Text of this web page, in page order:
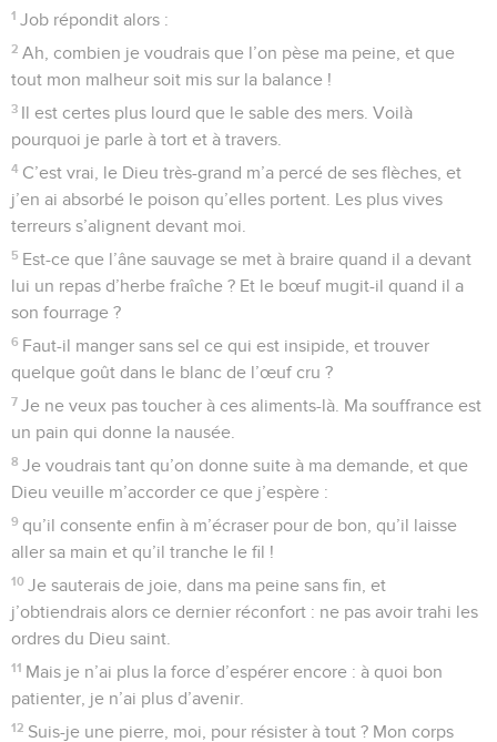
1 Job répondit alors :
2 Ah, combien je voudrais que l’on pèse ma peine, et que
tout mon malheur soit mis sur la balance !
3 Il est certes plus lourd que le sable des mers. Voilà
pourquoi je parle à tort et à travers.
4 C’est vrai, le Dieu très-grand m’a percé de ses flèches, et
j’en ai absorbé le poison qu’elles portent. Les plus vives
terreurs s’alignent devant moi.
5 Est-ce que l’âne sauvage se met à braire quand il a devant
lui un repas d’herbe fraîche ? Et le bœuf mugit-il quand il a
son fourrage ?
6 Faut-il manger sans sel ce qui est insipide, et trouver
quelque goût dans le blanc de l’œuf cru ?
7 Je ne veux pas toucher à ces aliments-là. Ma souffrance est
un pain qui donne la nausée.
8 Je voudrais tant qu’on donne suite à ma demande, et que
Dieu veuille m’accorder ce que j’espère :
9 qu’il consente enfin à m’écraser pour de bon, qu’il laisse
aller sa main et qu’il tranche le fil !
10 Je sauterais de joie, dans ma peine sans fin, et
j’obtiendrais alors ce dernier réconfort : ne pas avoir trahi les
ordres du Dieu saint.
11 Mais je n’ai plus la force d’espérer encore : à quoi bon
patienter, je n’ai plus d’avenir.
12 Suis-je une pierre, moi, pour résister à tout ? Mon corps